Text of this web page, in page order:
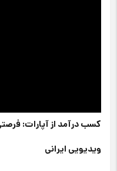
کسب درآمد از آپارات:
ویدیویی ایرانی